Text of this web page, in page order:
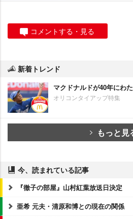
コメントする・見る
新着トレンド
マクドナルドが40年にわ
オリコンタイアップ特集
もっと見
今、読まれている記事
『徹子の部屋』山村紅葉放送日決定
亜希 元夫・清原和博との現在の関係